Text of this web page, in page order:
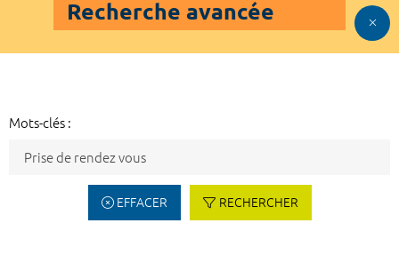
Recherche avancée
Mots-clés :
EFFACER RECHERCHER